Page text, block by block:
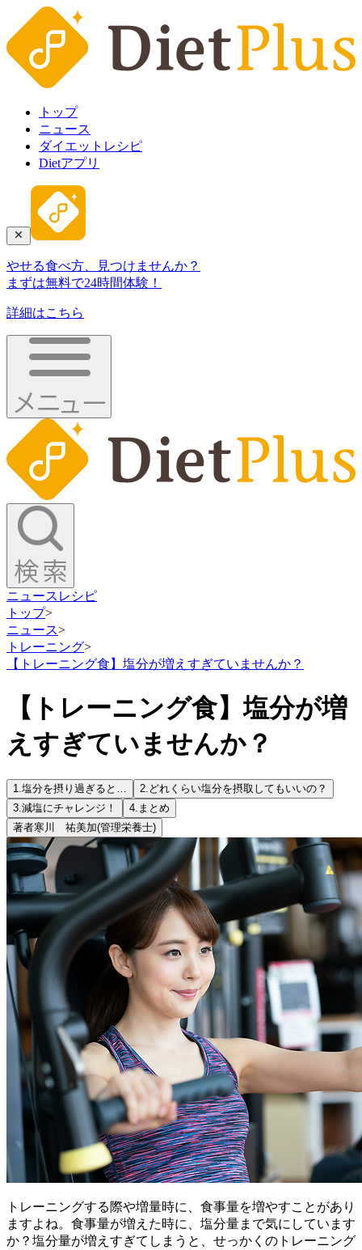
トップ
ニュース
ダイエットレシピ
Dietアプリ
やせる食べ方、見つけませんか？
まずは無料で24時間体験！
詳細はこちら
ニュース レシピ
トップ>
ニュース>
トレーニング>
【トレーニング食】塩分が増えすぎていませんか？
【トレーニング食】塩分が増
えすぎていませんか？
1.塩分を摂り過ぎると… 2. どれくらい塩分を摂取してもいいの？
3.減塩にチャレンジ！ 4. まとめ
著者寒川 祐美加(管理栄養士)
トレーニングする際や増量時に、食事量を増やすことがあり
ますよね。食事量が増えた時に、塩分量まで気にしています
か？塩分量が増えすぎてしまうと、せっかくのトレーニング